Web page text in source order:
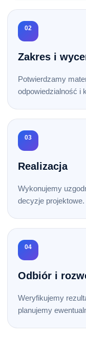
02
Zakres i
Potwierdzamy
odpowiedzialność i
03
Realizacja
Wykonujemy
decyzje projektowe.
04
Odbiór i
Weryfikujemy
planujemy